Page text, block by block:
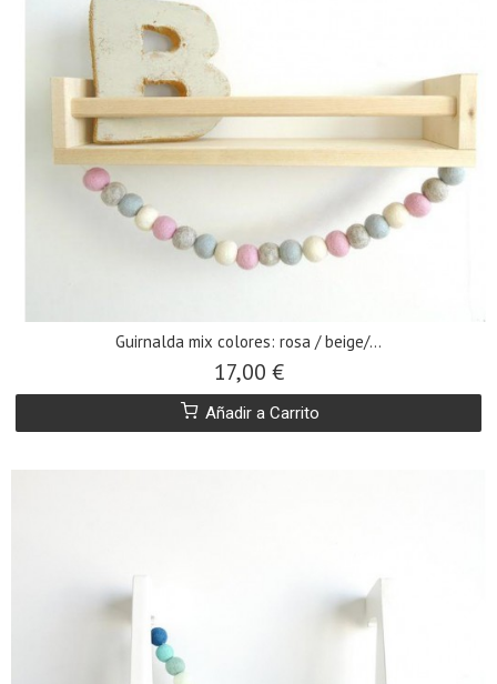
Guirnalda mix colores: rosa / beige/...
17,00 €
Añadir a Carrito